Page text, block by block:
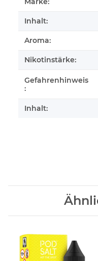
Inhalt:
Aroma:
Nikotinstärke:
Gefahrenhinweis
:
Inhalt: